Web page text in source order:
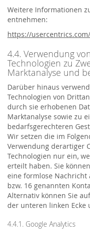
Weitere Informationen
entnehmen:
https://
4.4. Verwendung
Technologien zu
Marktanalyse und
Darüber hinaus
Technologien von
durch sie erhobenen
Marktanalyse sowie zu
bedarfsgerechteren
Wir setzen die im
Verwendung derartiger
Technologien nur ein,
erteilt haben. Sie
eine formlose
bzw. 16 genannten
Alternativ können Sie
der unteren linken Ecke
4.4.1. Google Analytics